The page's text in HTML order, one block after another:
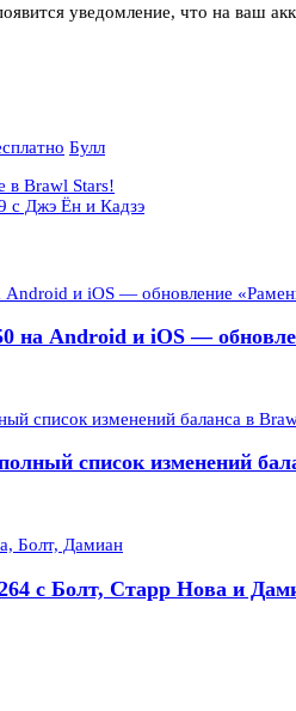
уведомление, что на ваш
Булл
в Brawl Stars!
с Джэ Ён и Кадзэ
на Android и iOS —
список изменений
с Болт, Старр Нова и